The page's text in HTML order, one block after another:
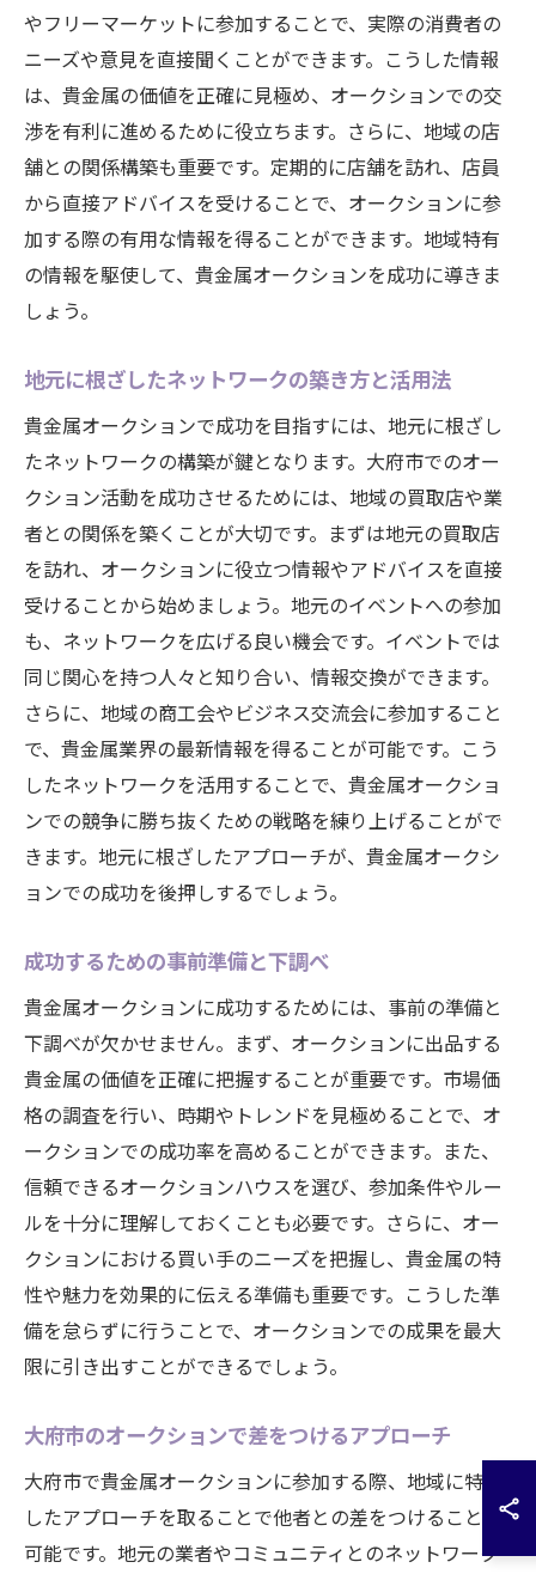
やフリーマーケットに参加することで、実際の消費者の
ニーズや意見を直接聞くことができます。こうした情報
は、貴金属の価値を正確に見極め、オークションでの交
渉を有利に進めるために役立ちます。さらに、地域の店
舗との関係構築も重要です。定期的に店舗を訪れ、店員
から直接アドバイスを受けることで、オークションに参
加する際の有用な情報を得ることができます。地域特有
の情報を駆使して、貴金属オークションを成功に導きま
しょう。
地元に根ざしたネットワークの築き方と活用法
貴金属オークションで成功を目指すには、地元に根ざし
たネットワークの構築が鍵となります。大府市でのオー
クション活動を成功させるためには、地域の買取店や業
者との関係を築くことが大切です。まずは地元の買取店
を訪れ、オークションに役立つ情報やアドバイスを直接
受けることから始めましょう。地元のイベントへの参加
も、ネットワークを広げる良い機会です。イベントでは
同じ関心を持つ人々と知り合い、情報交換ができます。
さらに、地域の商工会やビジネス交流会に参加すること
で、貴金属業界の最新情報を得ることが可能です。こう
したネットワークを活用することで、貴金属オークショ
ンでの競争に勝ち抜くための戦略を練り上げることがで
きます。地元に根ざしたアプローチが、貴金属オークシ
ョンでの成功を後押しするでしょう。
成功するための事前準備と下調べ
貴金属オークションに成功するためには、事前の準備と
下調べが欠かせません。まず、オークションに出品する
貴金属の価値を正確に把握することが重要です。市場価
格の調査を行い、時期やトレンドを見極めることで、オ
ークションでの成功率を高めることができます。また、
信頼できるオークションハウスを選び、参加条件やルー
ルを十分に理解しておくことも必要です。さらに、オー
クションにおける買い手のニーズを把握し、貴金属の特
性や魅力を効果的に伝える準備も重要です。こうした準
備を怠らずに行うことで、オークションでの成果を最大
限に引き出すことができるでしょう。
大府市のオークションで差をつけるアプローチ
大府市で貴金属オークションに参加する際、地域に特化
したアプローチを取ることで他者との差をつけることが
可能です。地元の業者やコミュニティとのネットワーク